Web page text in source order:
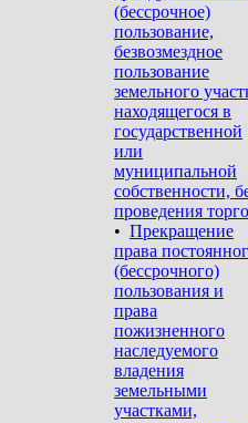
(бессрочное)
пользование,
безвозмездное
пользование
земельного
находящегося в
государственной
или
муниципальной
собственности,
проведения
• Прекращение
права
(бессрочного)
пользования и
права
пожизненного
наследуемого
владения
земельными
участками,